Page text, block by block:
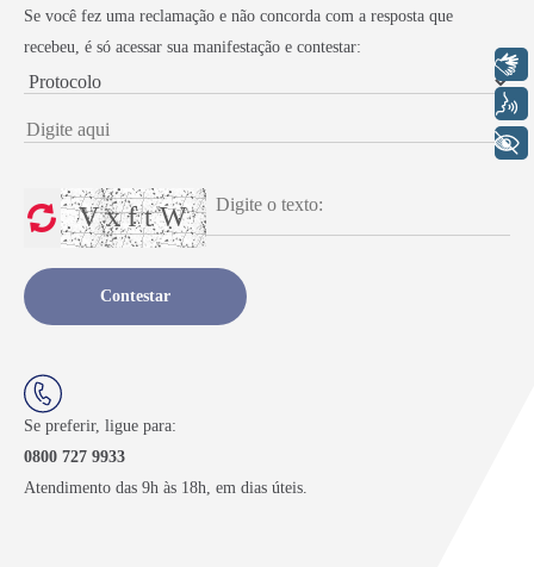
Se você fez uma reclamação e não concorda com a resposta que
recebeu, é só acessar sua manifestação e contestar:
V x f t W
Contestar
Se preferir, ligue para:
0800 727 9933
Atendimento das 9h às 18h, em dias úteis.
+ Acessibilidade